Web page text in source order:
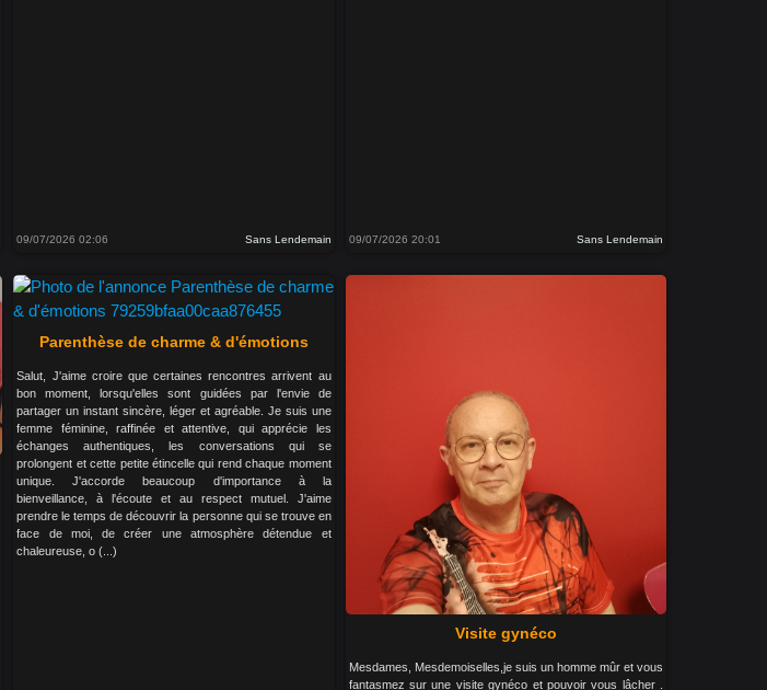
09/07/2026 02:06 Sans Lendemain 09/07/2026 20:01 Sans Lendemain
Parenthèse de charme & d'émotions
Salut, J'aime croire que certaines rencontres arrivent au
bon moment, lorsqu'elles sont guidées par l'envie de
partager un instant sincère, léger et agréable. Je suis une
femme féminine, raffinée et attentive, qui apprécie les
échanges authentiques, les conversations qui se
prolongent et cette petite étincelle qui rend chaque moment
unique. J'accorde beaucoup d'importance à la
bienveillance, à l'écoute et au respect mutuel. J'aime
prendre le temps de découvrir la personne qui se trouve en
face de moi, de créer une atmosphère détendue et
chaleureuse, o (...)
Visite gynéco
Mesdames, Mesdemoiselles,je suis un homme mûr et vous
fantasmez sur une visite gynéco et pouvoir vous lâcher .